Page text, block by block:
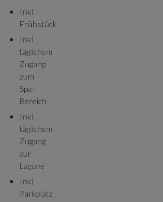
Inkl.
Frühstück
Inkl.
täglichem
Zugang
zum
Spa-
Bereich
Inkl.
täglichem
Zugang
zur
Lagune
Inkl.
Parkplatz